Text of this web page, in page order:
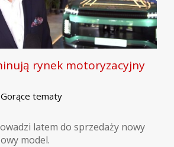
rynek motoryzacyjny
tematy
latem do sprzedaży nowy
model.